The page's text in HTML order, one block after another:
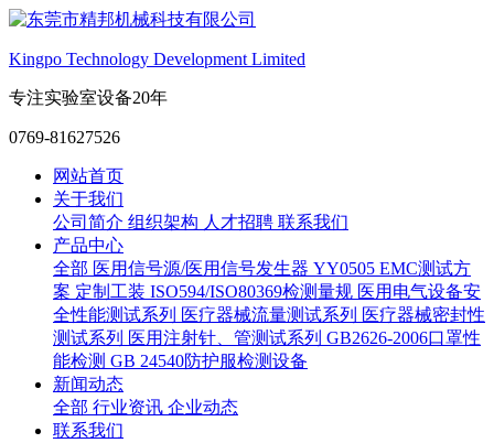
Kingpo Technology Development Limited
专注实验室设备20年
0769-81627526
网站首页
关于我们
公司简介 组织架构 人才招聘 联系我们
产品中心
全部 医用信号源/医用信号发生器 YY0505 EMC测试方
案 定制工装 ISO594/ISO80369检测量规 医用电气设备安
全性能测试系列 医疗器械流量测试系列 医疗器械密封性
测试系列 医用注射针、管测试系列 GB2626-2006口罩性
能检测 GB 24540防护服检测设备
新闻动态
全部 行业资讯 企业动态
联系我们